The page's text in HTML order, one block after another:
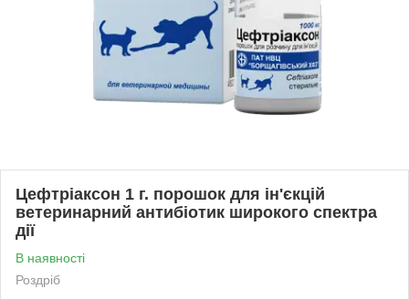
Цефтріаксон 1 г. порошок для ін'єкцій
ветеринарний антибіотик широкого спектра
дії
В наявності
Роздріб